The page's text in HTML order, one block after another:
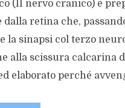
(II nervo cranico) è
dalla retina che,
la sinapsi col terzo
alla scissura calcarina
elaborato perché